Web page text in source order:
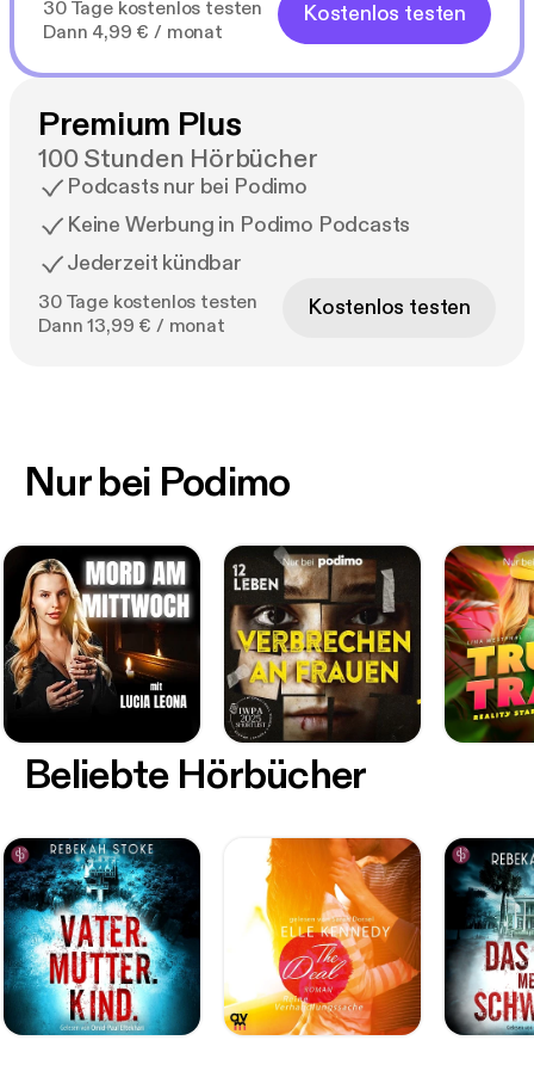
30 Tage kostenlos testen
Dann 4,99 € / monat
Kostenlos testen
Premium Plus
100 Stunden Hörbücher
Podcasts nur bei Podimo
Keine Werbung in Podimo Podcasts
Jederzeit kündbar
30 Tage kostenlos testen
Dann 13,99 € / monat
Kostenlos testen
Nur bei Podimo
Beliebte Hörbücher